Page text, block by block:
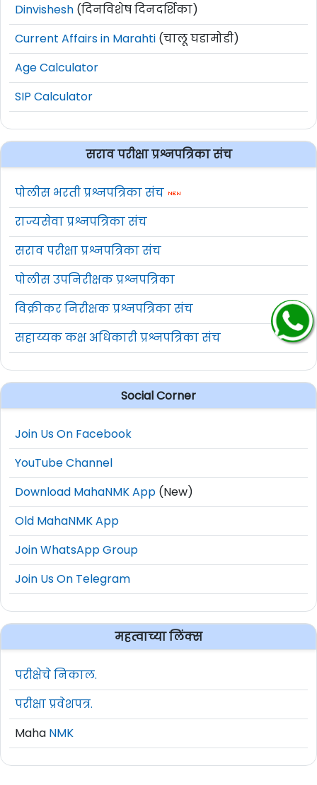
Dinvishesh (दिनविशेष दिनदर्शिका)
Current Affairs in Marahti (चालू घडामोडी)
Age Calculator
SIP Calculator
सराव परीक्षा प्रश्नपत्रिका संच
पोलीस भरती प्रश्नपत्रिका संच
राज्यसेवा प्रश्नपत्रिका संच
सराव परीक्षा प्रश्नपत्रिका संच
पोलीस उपनिरीक्षक प्रश्नपत्रिका
विक्रीकर निरीक्षक प्रश्नपत्रिका संच
सहाय्यक कक्ष अधिकारी प्रश्नपत्रिका संच
Social Corner
Join Us On Facebook
YouTube Channel
Download MahaNMK App (New)
Old MahaNMK App
Join WhatsApp Group
Join Us On Telegram
महत्वाच्या लिंक्स
परीक्षेचे निकाल.
परीक्षा प्रवेशपत्र.
Maha NMK